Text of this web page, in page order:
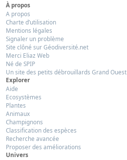
À propos
A propos
Charte d’utilisation
Mentions légales
Signaler un problème
Site clôné sur Géodiversité.net
Merci Eliaz Web
Né de SPIP
Un site des petits débrouillards Grand Ouest
Explorer
Aide
Ecosystèmes
Plantes
Animaux
Champignons
Classification des espèces
Recherche avancée
Proposer des améliorations
Univers